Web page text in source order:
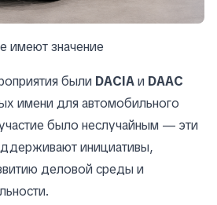
имеют значение
были DACIAи DAAC
имени для автомобильного
было неслучайным — эти
инициативы,
деловой среды и